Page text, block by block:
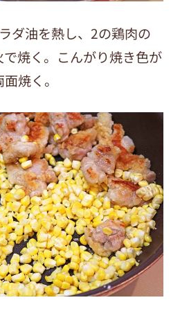
ダ油を熱し、2の鶏肉の
焼く。こんがり焼き色が
焼く。